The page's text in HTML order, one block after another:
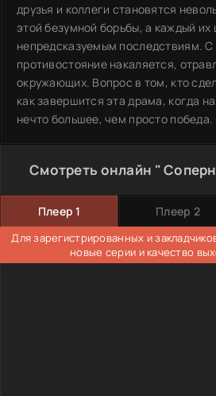
друзья и коллеги становятся
этой безумной борьбы, а каждый их
непредсказуемым последствиям.
противостояние накаляется,
окружающих. Вопрос в том, кто
как завершится эта драма, когда
нечто большее, чем просто победа.
Смотреть онлайн "
Плеер 1 Плеер 2
Для зарегистрированных и
новые серии и качество